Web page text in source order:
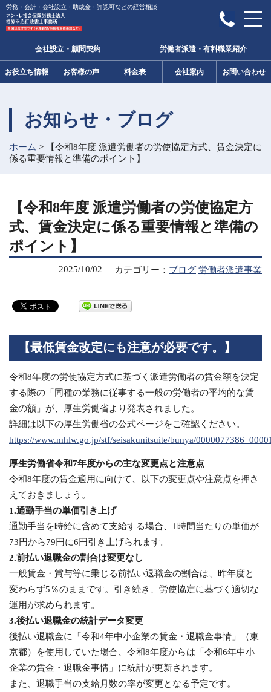
労務・会計・会社設立・助成金・許認可などの経営相談
会社設立・顧問契約 労働者派遣・有料職業紹介
お役立ち情報 お客様の声 料金表 会社案内 お問い合わせ
お知らせ・ブログ
ホーム >
【令和8年度 派遣労働者の労使協定方式、賃金決定に
係る重要情報と準備のポイント】
【令和8年度 派遣労働者の労使協定方
式、賃金決定に係る重要情報と準備の
ポイント】
カテゴリー： ブログ 労働者派遣事業
2025/10/02
【最低賃金改定にも注意が必要です。】
令和8年度の労使協定方式に基づく派遣労働者の賃金額を決定
する際の「同種の業務に従事する一般の労働者の平均的な賃
金の額」が、厚生労働省より発表されました。
詳細は以下の厚生労働省の公式ページをご確認ください。
https://www.mhlw.go.jp/stf/seisakunitsuite/bunya/
厚生労働省令和7年度からの主な変更点と注意点
令和8年度の賃金適用に向けて、以下の変更点や注意点を押さ
えておきましょう。
1.通勤手当の単価引き上げ
通勤手当を時給に含めて支給する場合、1時間当たりの単価が
73円から79円に6円引き上げられます。
2.前払い退職金の割合は変更なし
一般賃金・賞与等に乗じる前払い退職金の割合は、昨年度と
変わらず5％のままです。引き続き、労使協定に基づく適切な
運用が求められます。
3.後払い退職金の統計データ変更
後払い退職金に「令和4年中小企業の賃金・退職金事情」（東
京都）を使用していた場合、令和8年度からは「令和6年中小
企業の賃金・退職金事情」に統計が更新されます。
また、退職手当の支給月数の率が変更となる予定です。